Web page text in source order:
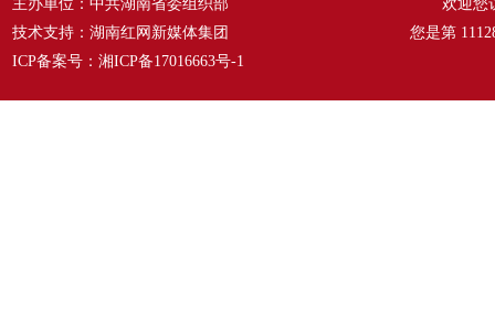
主办单位：中共湖南省委组织部
技术支持：湖南红网新媒体集团
ICP备案号： 湘ICP备17016663号-1
欢迎您
您是第